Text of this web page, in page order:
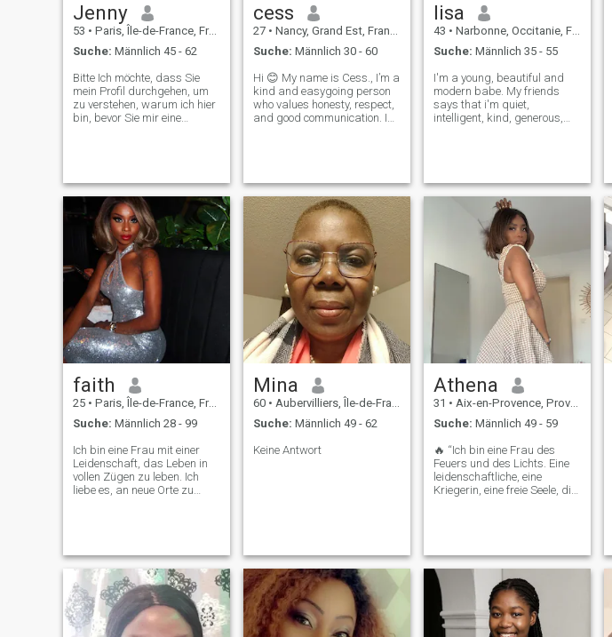
Jenny
53 • Paris, Île-de-France, Frankreich
Suche: Männlich 45 - 62
Bitte Ich möchte, dass Sie
mein Profil durchgehen, um
zu verstehen, warum ich hier
bin, bevor Sie mir eine
neue Freunde zu finden, oder
einen Sexualpartner zu
suchen. Wenn Sie sich für
meinen zukünftigen
Ehemann qualifizieren, viel
Glück.
cess
27 • Nancy, Grand Est, Frankreich
Suche: Männlich 30 - 60
Hi 😊 My name is Cess., I’m a
kind and easygoing person
who values honesty, respect,
and good communication. I
hoping to meet someone
lisa
43 • Narbonne, Occitanie, Frankreich
Suche: Männlich 35 - 55
I'm a young, beautiful and
modern babe. My friends
says that i'm quiet,
intelligent, kind, generous,
filled with smiles on my face
in every circ
faith
25 • Paris, Île-de-France, Frankreich
Suche: Männlich 28 - 99
Ich bin eine Frau mit einer
Leidenschaft, das Leben in
vollen Zügen zu leben. Ich
liebe es, an neue Orte zu
schöne Zeit mit der Familie
genieße oder etwas Neues
erforsche, ich umarme das
Leben mit Neugier und
Eleganz.
Mina
60 • Aubervilliers, Île-de-France, Frankreich
Suche: Männlich 49 - 62
Keine Antwort
Athena
31 • Aix-en-Provence, Provence-Alpes-Côte d'Azur, Frankreich
Suche: Männlich 49 - 59
🔥 “Ich bin eine Frau des
Feuers und des Lichts. Eine
leidenschaftliche, eine
Kriegerin, eine freie Seele, die
ich bin und was ich verdiene.
Liebe zu Mir ist kein Zufall,
sie ist eine Begegnung von
Seelen, eine Energie, die man
anzieht, wenn man es wagt,
daran zu glauben. Ich suche